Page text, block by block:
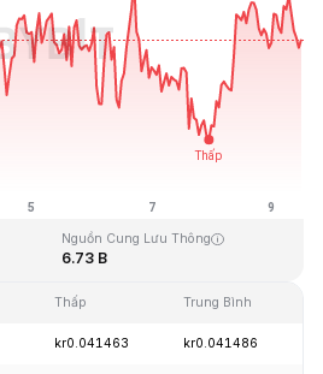
Nguồn Cung Lưu Thông
6.73 B
Thấp Trung Bình
kr0.041463 kr0.041486